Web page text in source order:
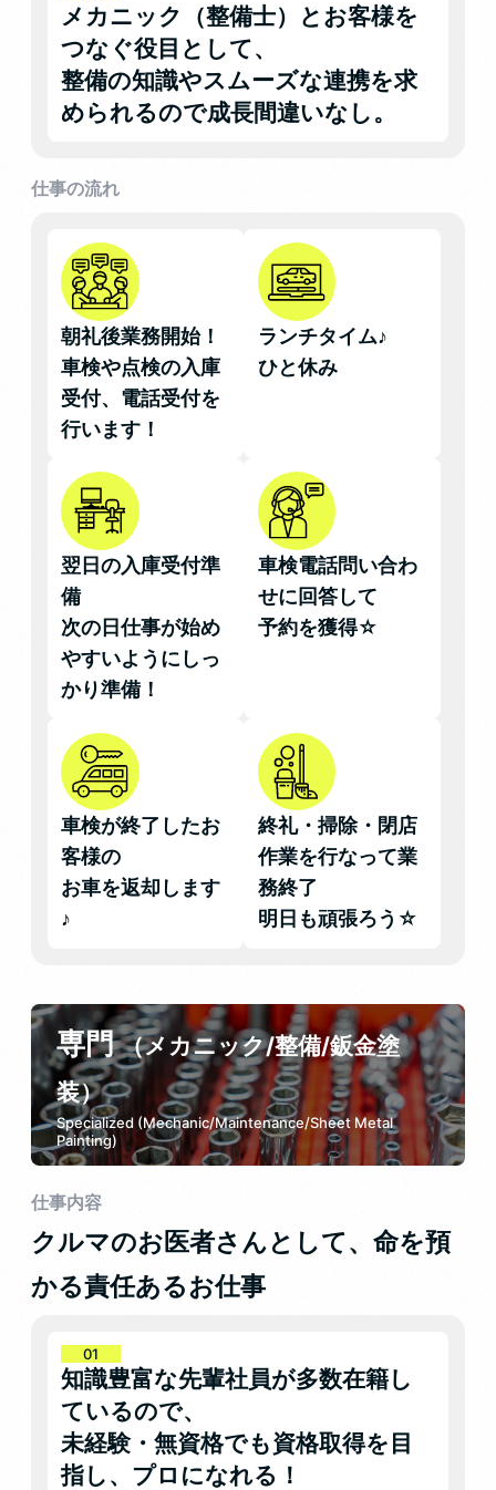
メカニック（整備士）とお客様を
つなぐ役目として、
整備の知識やスムーズな連携を求
められるので成長間違いなし。
仕事の流れ
朝礼後業務開始！
車検や点検の入庫
受付、電話受付を
行います！
ランチタイム♪
ひと休み
翌日の入庫受付準
備
次の日仕事が始め
やすいようにしっ
かり準備！
車検電話問い合わ
せに回答して
予約を獲得☆
車検が終了したお
客様の
お車を返却します
♪
終礼・掃除・閉店
作業を行なって業
務終了
明日も頑張ろう☆
専門（メカニック/整備/鈑金塗
装）
Specialized (Mechanic/Maintenance/Sheet Metal
Painting)
仕事内容
クルマのお医者さんとして、命を預
かる責任あるお仕事
知識豊富な先輩社員が多数在籍し
ているので、
未経験・無資格でも資格取得を目
指し、プロになれる！